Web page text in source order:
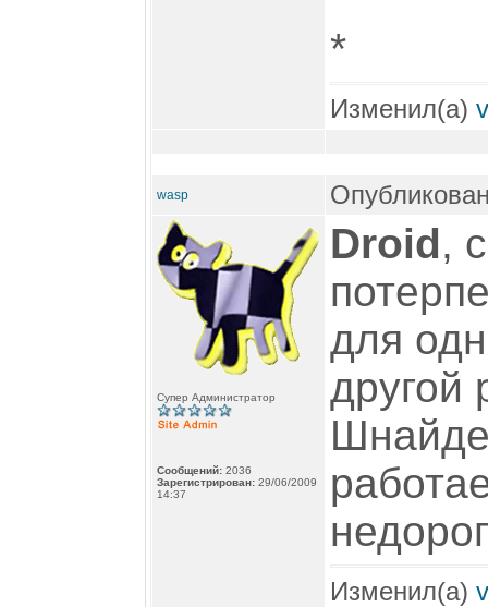
*
Изменил(а)
wasp
Супер Администратор
Сообщений: 2036
Зарегистрирован: 29/06/2009
14:37
Droid,
для
другой
Изменил(а)